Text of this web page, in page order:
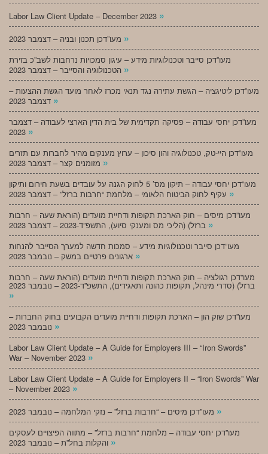
Labor Law Client Update – December 2023 »
»
מעו”דכן סייבר וטכנולוגיות מידע – עיגון סמכויות נרחבות לשב”כ בזירת
»
מעו”דכן ליטיגציה – הגשת עתירה נגד תנאי מכרז לאחר מועד הגשת ההצעות –
»
מעו”דכן יחסי עבודה – פסיקה תקדימית של בית הדין הארצי לעבודה – דצמבר
»
מעו”דכן היי-טק, טכנולוגיה והון סיכון – ערוץ מענקים מהיר לחברות עם תזרים
»
מעו”דכן יחסי עבודה – תיקון מס’ 5 לחוק הגנה על עובדים בשעת חירום ותיקון
»
מעו”דכן מיסים – חוק הארכת תקופות ודחיית מועדים (הוראת שעה – חרבות
»
מעו”דכן סייבר וטכנולוגיות מידע – סמכות חדשה למערך הסייבר להנחות
»
מעו”דכן רגולציה – חוק הארכת תקופות ודחיית מועדים (הוראת שעה – חרבות
ברזל) (סדרי מינהל, תקופות כהונה ותאגידים), התשפ”ד-2023 – נובמבר 2023
»
מעו”דכן שוק הון – הארכת תקופות ודחיית מועדים הקבועים בחוק החברות –
»
Labor Law Client Update – A Guide for Employers III – “Iron Swords”
War – November 2023 »
Labor Law Client Update – A Guide for Employers II – “Iron Swords” War
– November 2023 »
»
מעו”דכן יחסי עבודה – מלחמת “חרבות ברזל” – מתווה הפיצויים לעסקים
»